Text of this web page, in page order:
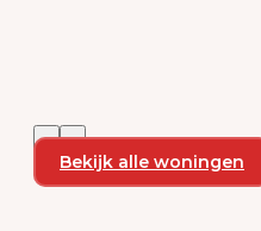
Bekijk alle woningen